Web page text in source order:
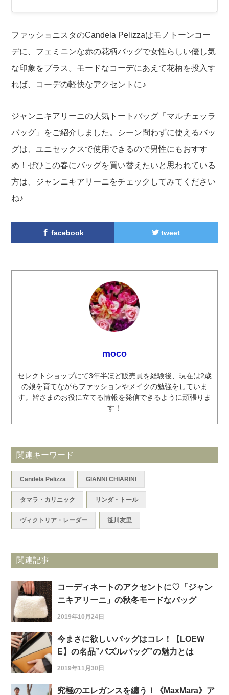
ファッショニスタのCandela Pelizzaはモノトーンコー
デに、フェミニンな赤の花柄バッグで女性らしい優し気
な印象をプラス。モードなコーデにあえて花柄を投入す
れば、コーデの軽快なアクセントに♪
ジャンニキアリーニの人気トートバッグ「マルチェッラ
バッグ」をご紹介しました。シーン問わずに使えるバッ
グは、ユニセックスで使用できるので男性にもおすす
め！ぜひこの春にバッグを買い替えたいと思われている
方は、ジャンニキアリーニをチェックしてみてください
ね♪
facebook tweet
moco
セレクトショップにて3年半ほど販売員を経験後、現在は2歳
の娘を育てながらファッションやメイクの勉強をしていま
す。皆さまのお役に立てる情報を発信できるように頑張りま
す！
関連キーワード
Candela Pelizza GIANNI CHIARINI
タマラ・カリニック リンダ・トール
ヴィクトリア・レーダー 笹川友里
関連記事
コーディネートのアクセントに♡「ジャン
ニキアリーニ」の秋冬モードなバッグ
2019年10月24日
今まさに欲しいバッグはコレ！【LOEW
E】の名品”パズルバッグ”の魅力とは
2019年11月30日
究極のエレガンスを纏う！《MaxMara》ア